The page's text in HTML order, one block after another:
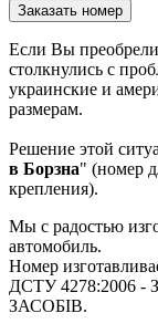
Если Вы
столкнулись с
украинские и
размерам.
Решение этой
в Борзна" (номер
крепления).
Мы с радостью
автомобиль.
Номер
ДСТУ
ЗАСОБIВ.